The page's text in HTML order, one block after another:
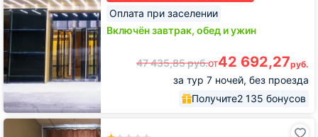
Оплата при заселении
Включён завтрак, обед и ужин
47 435,85руб.от42 692,27руб.
за тур 7 ночей, без проезда
Получите2 135 бонусов
Мини-